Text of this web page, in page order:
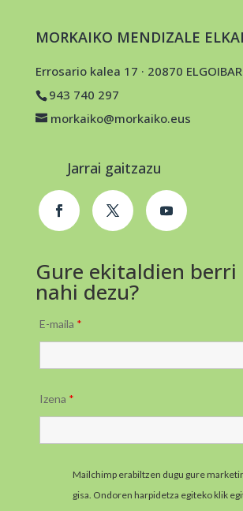
MORKAIKO MENDIZALE
Errosario kalea 17 · 20870 ELGOIBAR
943 740 297
morkaiko@morkaiko.eus
Jarrai gaitzazu
Gure ekitaldien berri
nahi dezu?
E-maila *
Izena *
Mailchimp erabiltzen dugu gure
gisa. Ondoren harpidetza egiteko klik